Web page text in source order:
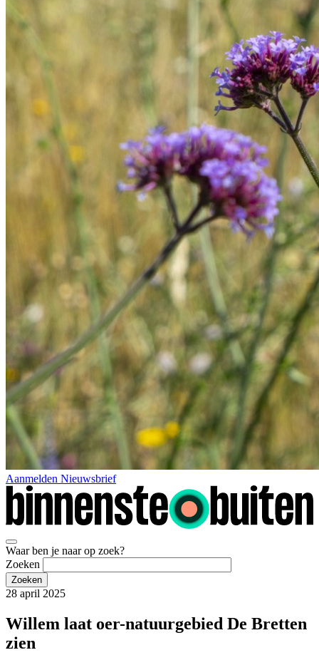
Aanmelden Nieuwsbrief
Waar ben je naar op zoek?
Zoeken
28 april 2025
Willem laat oer-natuurgebied De Bretten
zien